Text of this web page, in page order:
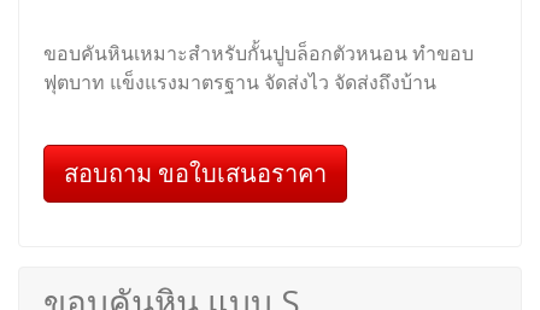
ขอบคันหินเหมาะสำหรับกั้นปูบล็อกตัวหนอน ทำขอบ
ฟุตบาท แข็งแรงมาตรฐาน จัดส่งไว จัดส่งถึงบ้าน
สอบถาม ขอใบเสนอราคา